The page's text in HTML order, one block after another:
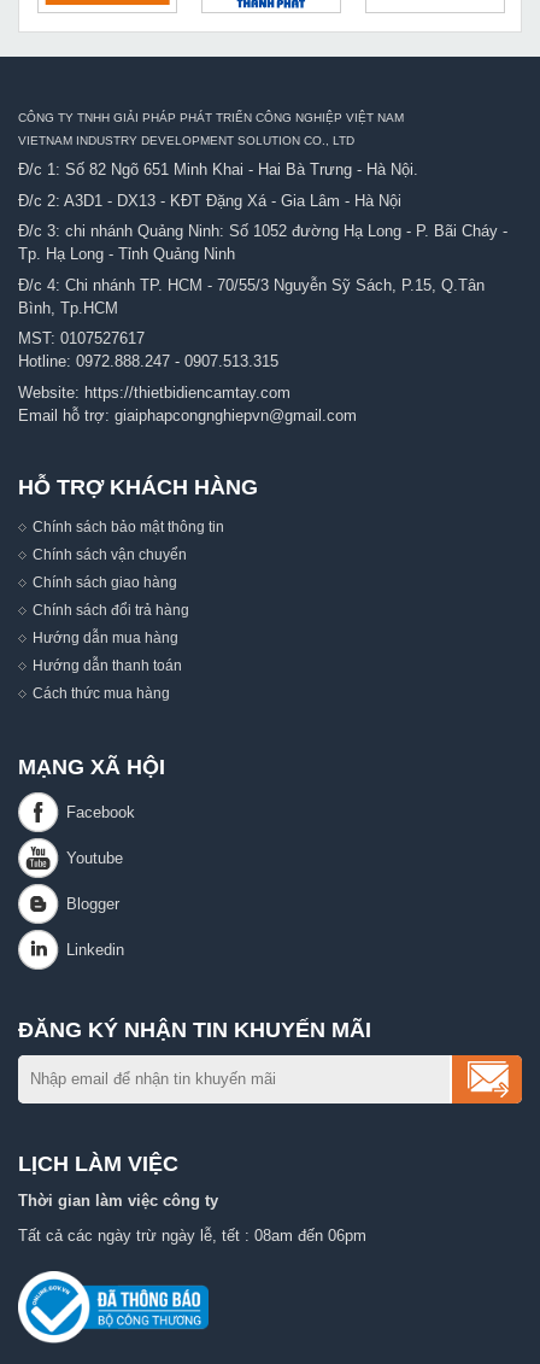
CÔNG TY TNHH GIẢI PHÁP PHÁT TRIỂN CÔNG NGHIỆP VIỆT NAM
VIETNAM INDUSTRY DEVELOPMENT SOLUTION CO., LTD
Đ/c 1: Số 82 Ngõ 651 Minh Khai - Hai Bà Trưng - Hà Nội.
Đ/c 2: A3D1 - DX13 - KĐT Đặng Xá - Gia Lâm - Hà Nội
Đ/c 3: chi nhánh Quảng Ninh: Số 1052 đường Hạ Long - P. Bãi Cháy -
Tp. Hạ Long - Tỉnh Quảng Ninh
Đ/c 4: Chi nhánh TP. HCM - 70/55/3 Nguyễn Sỹ Sách, P.15, Q.Tân
Bình, Tp.HCM
MST: 0107527617
Hotline: 0972.888.247 - 0907.513.315
Website: https://thietbidiencamtay.com
Email hỗ trợ: giaiphapcongnghiepvn@gmail.com
HỖ TRỢ KHÁCH HÀNG
Chính sách bảo mật thông tin
Chính sách vận chuyển
Chính sách giao hàng
Chính sách đổi trả hàng
Hướng dẫn mua hàng
Hướng dẫn thanh toán
Cách thức mua hàng
MẠNG XÃ HỘI
ĐĂNG KÝ NHẬN TIN KHUYẾN MÃI
LỊCH LÀM VIỆC
Thời gian làm việc công ty
Tất cả các ngày trừ ngày lễ, tết : 08am đến 06pm